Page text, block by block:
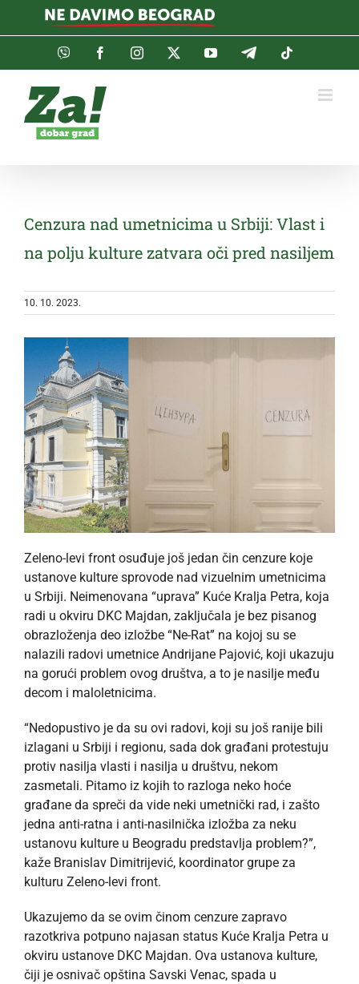
Viber FacebookInstagramTwitterYouTubeTelegram
Cenzura nad umetnicima u Srbiji: Vlast i
na polju kulture zatvara oči pred nasiljem
10. 10. 2023.
Zeleno-levi front osuđuje još jedan čin cenzure koje
ustanove kulture sprovode nad vizuelnim umetnicima
u Srbiji. Neimenovana “uprava” Kuće Kralja Petra, koja
radi u okviru DKC Majdan, zaključala je bez pisanog
obrazloženja deo izložbe “Ne-Rat” na kojoj su se
nalazili radovi umetnice Andrijane Pajović, koji ukazuju
na gorući problem ovog društva, a to je nasilje među
decom i maloletnicima.
“Nedopustivo je da su ovi radovi, koji su još ranije bili
izlagani u Srbiji i regionu, sada dok građani protestuju
protiv nasilja vlasti i nasilja u društvu, nekom
zasmetali. Pitamo iz kojih to razloga neko hoće
građane da spreči da vide neki umetnički rad, i zašto
jedna anti-ratna i anti-nasilnička izložba za neku
ustanovu kulture u Beogradu predstavlja problem?”,
kaže Branislav Dimitrijević, koordinator grupe za
kulturu Zeleno-levi front.
Ukazujemo da se ovim činom cenzure zapravo
razotkriva potpuno najasan status Kuće Kralja Petra u
okviru ustanove DKC Majdan. Ova ustanova kulture,
čiji je osnivač opština Savski Venac, spada u